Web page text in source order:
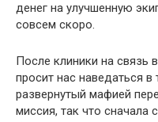
денег на улучшенную
совсем скоро.
После клиники на связь
просит нас наведаться
развернутый мафией
миссия, так что сначала